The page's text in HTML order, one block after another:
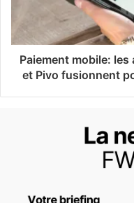
Paiement mobile:
et Pivo fusionnent